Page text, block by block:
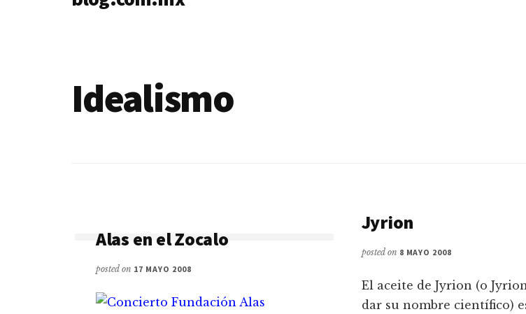
Idealismo
Alas en el Zocalo
posted on 17 MAYO 2008
Jyrion
posted on 8 MAYO 2008
El aceite de Jyrion (o
dar su nombre cientí­fico)